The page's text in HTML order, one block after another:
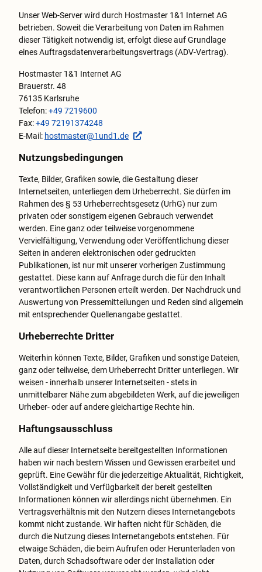
Unser Web-Server wird durch Hostmaster 1&1 Internet AG
betrieben. Soweit die Verarbeitung von Daten im Rahmen
dieser Tätigkeit notwendig ist, erfolgt diese auf Grundlage
eines Auftragsdatenverarbeitungsvertrags (ADV-Vertrag).
Hostmaster 1&1 Internet AG
Brauerstr. 48
76135 Karlsruhe
Telefon:+49 7219600
Fax:+49 72191374248
E-Mail: hostmaster@1und1.de
Nutzungsbedingungen
Texte, Bilder, Grafiken sowie, die Gestaltung dieser
Internetseiten, unterliegen dem Urheberrecht. Sie dürfen im
Rahmen des § 53 Urheberrechtsgesetz (UrhG) nur zum
privaten oder sonstigem eigenen Gebrauch verwendet
werden. Eine ganz oder teilweise vorgenommene
Vervielfältigung, Verwendung oder Veröffentlichung dieser
Seiten in anderen elektronischen oder gedruckten
Publikationen, ist nur mit unserer vorherigen Zustimmung
gestattet. Diese kann auf Anfrage durch die für den Inhalt
verantwortlichen Personen erteilt werden. Der Nachdruck und
Auswertung von Pressemitteilungen und Reden sind allgemein
mit entsprechender Quellenangabe gestattet.
Urheberrechte Dritter
Weiterhin können Texte, Bilder, Grafiken und sonstige Dateien,
ganz oder teilweise, dem Urheberrecht Dritter unterliegen. Wir
weisen - innerhalb unserer Internetseiten - stets in
unmittelbarer Nähe zum abgebildeten Werk, auf die jeweiligen
Urheber- oder auf andere gleichartige Rechte hin.
Haftungsausschluss
Alle auf dieser Internetseite bereitgestellten Informationen
haben wir nach bestem Wissen und Gewissen erarbeitet und
geprüft. Eine Gewähr für die jederzeitige Aktualität, Richtigkeit,
Vollständigkeit und Verfügbarkeit der bereit gestellten
Informationen können wir allerdings nicht übernehmen. Ein
Vertragsverhältnis mit den Nutzern dieses Internetangebots
kommt nicht zustande. Wir haften nicht für Schäden, die
durch die Nutzung dieses Internetangebots entstehen. Für
etwaige Schäden, die beim Aufrufen oder Herunterladen von
Daten, durch Schadsoftware oder der Installation oder